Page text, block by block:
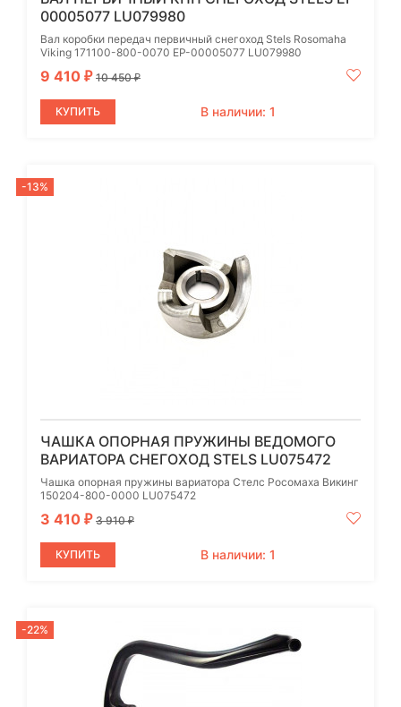
00005077 LU079980
Вал коробки передач первичный снегоход Stels Rosomaha
Viking 171100-800-0070 EP-00005077 LU079980
9 410 ₽ 10 450₽
КУПИТЬ В наличии: 1
-13%
ЧАШКА ОПОРНАЯ ПРУЖИНЫ ВЕДОМОГО
ВАРИАТОРА СНЕГОХОД STELS LU075472
Чашка опорная пружины вариатора Стелс Росомаха Викинг
150204-800-0000 LU075472
3 410 ₽ 3 910₽
КУПИТЬ В наличии: 1
-22%